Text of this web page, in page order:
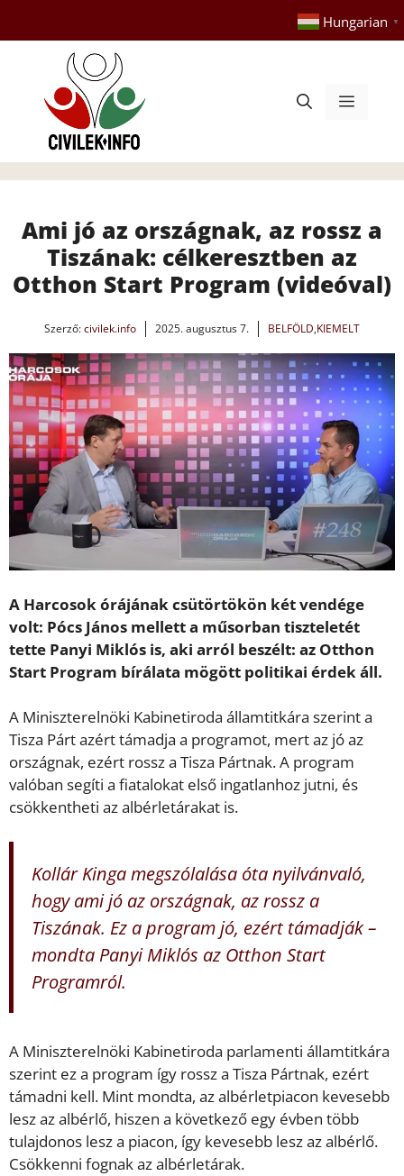
tartalomba
Hungarian ▼
Menü
Ami jó az országnak, az rossz a
Tiszának: célkeresztben az
Otthon Start Program (videóval)
Szerző:civilek.info 2025. augusztus 7. BELFÖLD,KIEMELT
A Harcosok órájának csütörtökön két vendége
volt: Pócs János mellett a műsorban tiszteletét
tette Panyi Miklós is, aki arról beszélt: az Otthon
Start Program bírálata mögött politikai érdek áll.
A Miniszterelnöki Kabinetiroda államtitkára szerint a
Tisza Párt azért támadja a programot, mert az jó az
országnak, ezért rossz a Tisza Pártnak. A program
valóban segíti a fiatalokat első ingatlanhoz jutni, és
csökkentheti az albérletárakat is.
Kollár Kinga megszólalása óta nyilvánvaló,
hogy ami jó az országnak, az rossz a
Tiszának. Ez a program jó, ezért támadják –
mondta Panyi Miklós az Otthon Start
Programról.
A Miniszterelnöki Kabinetiroda parlamenti államtitkára
szerint ez a program így rossz a Tisza Pártnak, ezért
támadni kell. Mint mondta, az albérletpiacon kevesebb
lesz az albérlő, hiszen a következő egy évben több
tulajdonos lesz a piacon, így kevesebb lesz az albérlő.
Csökkenni fognak az albérletárak.